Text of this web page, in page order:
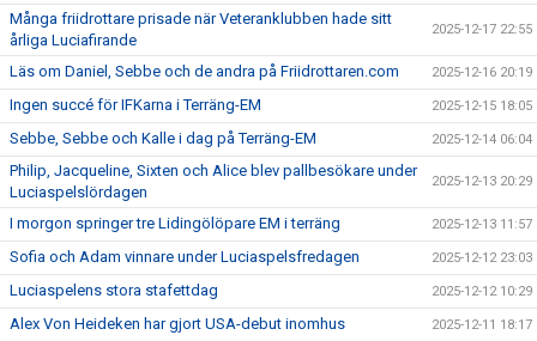
Många friidrottare prisade när Veteranklubben hade sitt
årliga Luciafirande
2025-12-17 22:55
Läs om Daniel, Sebbe och de andra på Friidrottaren.com 2025-12-16 20:19
Ingen succé för IFKarna i Terräng-EM 2025-12-15 18:05
Sebbe, Sebbe och Kalle i dag på Terräng-EM 2025-12-14 06:04
Philip, Jacqueline, Sixten och Alice blev pallbesökare under
Luciaspelslördagen
2025-12-13 20:29
I morgon springer tre Lidingölöpare EM i terräng 2025-12-13 11:57
Sofia och Adam vinnare under Luciaspelsfredagen 2025-12-12 23:03
Luciaspelens stora stafettdag 2025-12-12 10:29
Alex Von Heideken har gjort USA-debut inomhus 2025-12-11 18:17